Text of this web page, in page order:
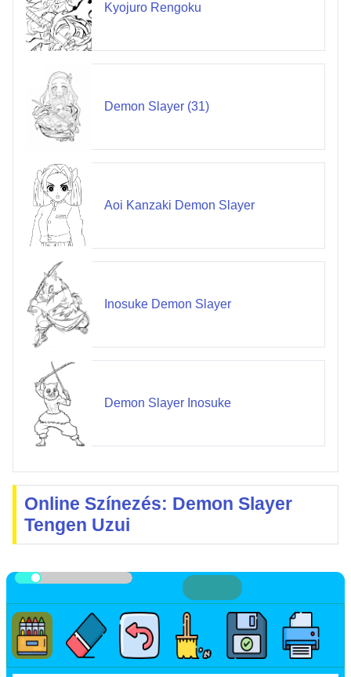
Kyojuro Rengoku
Demon Slayer (31)
Aoi Kanzaki Demon Slayer
Inosuke Demon Slayer
Demon Slayer Inosuke
Online Színezés: Demon Slayer
Tengen Uzui